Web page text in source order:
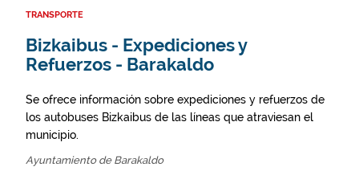
TRANSPORTE
Bizkaibus - Expediciones y
Refuerzos - Barakaldo
Se ofrece información sobre expediciones y refuerzos de
los autobuses Bizkaibus de las líneas que atraviesan el
municipio.
Ayuntamiento de Barakaldo